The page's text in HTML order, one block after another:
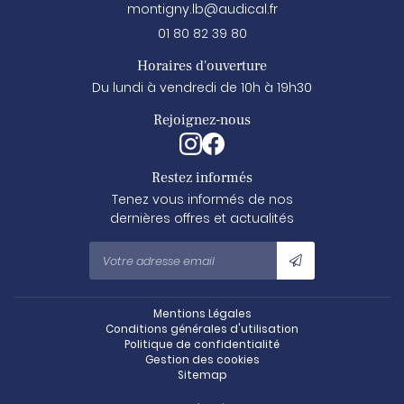
01 80 82 39 80
Horaires d'ouverture
Du lundi à vendredi de 10h à 19h30
Rejoignez-nous
Restez informés
Tenez vous informés de nos
dernières offres et actualités
Mentions Légales
Conditions générales d'utilisation
Politique de confidentialité
Gestion des cookies
Sitemap